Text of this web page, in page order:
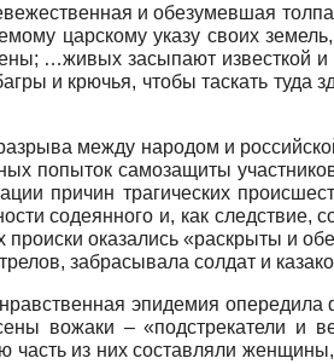
и обезумевшая
царскому указу своих
…живых засыпают известкой и
и крючья, чтобы таскать
между народом и
попыток самозащиты
причин трагических
содеянного и, как следствие,
происки оказались «раскрыты и
забрасывала солдат и
эпидемия
вожаки – «подстрекатели и
часть из них составляли